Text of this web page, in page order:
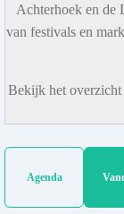
Achterhoek en de
van festivals en
Bekijk het overzicht
Agenda